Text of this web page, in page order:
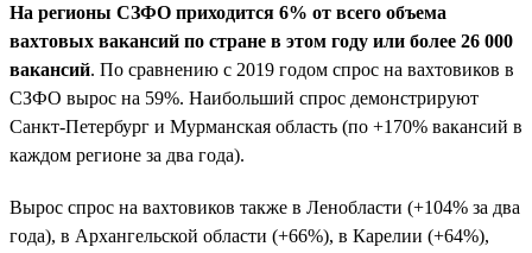
На регионы СЗФО приходится 6% от всего объема
вахтовых вакансий по стране в этом году или более 26 000
вакансий. По сравнению с 2019 годом спрос на вахтовиков в
СЗФО вырос на 59%. Наибольший спрос демонстрируют
Санкт-Петербург и Мурманская область (по +170% вакансий в
каждом регионе за два года).
Вырос спрос на вахтовиков также в Ленобласти (+104% за два
года), в Архангельской области (+66%), в Карелии (+64%),